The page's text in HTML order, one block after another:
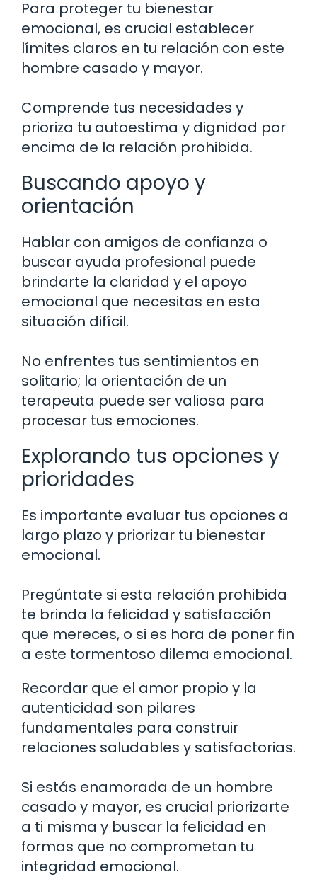
Para proteger tu bienestar
emocional, es crucial establecer
límites claros en tu relación con este
hombre casado y mayor.
Comprende tus necesidades y
prioriza tu autoestima y dignidad por
encima de la relación prohibida.
Buscando apoyo y
orientación
Hablar con amigos de confianza o
buscar ayuda profesional puede
brindarte la claridad y el apoyo
emocional que necesitas en esta
situación difícil.
No enfrentes tus sentimientos en
solitario; la orientación de un
terapeuta puede ser valiosa para
procesar tus emociones.
Explorando tus opciones y
prioridades
Es importante evaluar tus opciones a
largo plazo y priorizar tu bienestar
emocional.
Pregúntate si esta relación prohibida
te brinda la felicidad y satisfacción
que mereces, o si es hora de poner fin
a este tormentoso dilema emocional.
Recordar que el amor propio y la
autenticidad son pilares
fundamentales para construir
relaciones saludables y satisfactorias.
Si estás enamorada de un hombre
casado y mayor, es crucial priorizarte
a ti misma y buscar la felicidad en
formas que no comprometan tu
integridad emocional.